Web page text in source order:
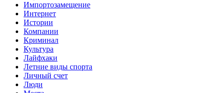
Импортозамещение
Интернет
Истории
Компании
Криминал
Культура
Лайфхаки
Летние виды спорта
Личный счет
Люди